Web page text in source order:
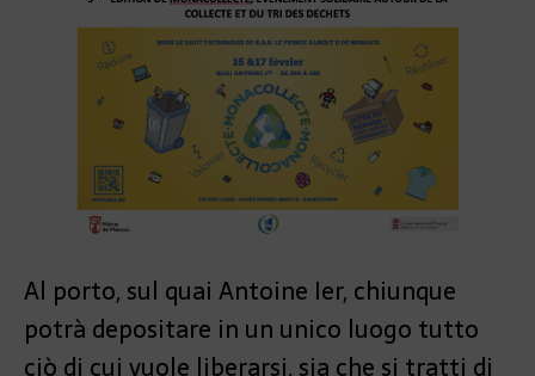
Al porto, sul quai Antoine Ier, chiunque
potrà depositare in un unico luogo tutto
ciò di cui vuole liberarsi, sia che si tratti di